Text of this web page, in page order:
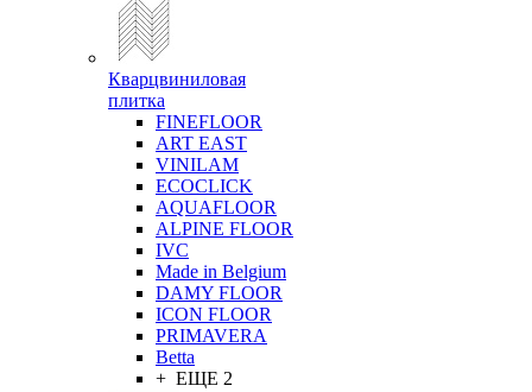
Кварцвиниловая
плитка
FINEFLOOR
ART EAST
VINILAM
ECOCLICK
AQUAFLOOR
ALPINE FLOOR
IVC
Made in Belgium
DAMY FLOOR
ICON FLOOR
PRIMAVERA
Betta
+ ЕЩЕ 2